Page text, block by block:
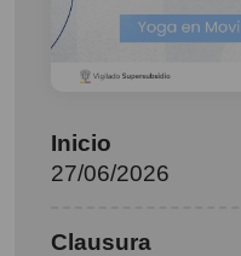
Inicio
27/06/2026
Clausura